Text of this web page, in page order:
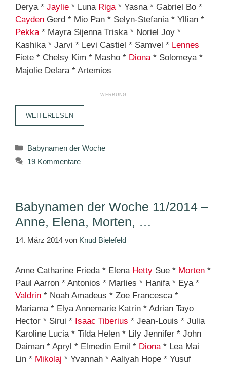
Derya * Jaylie * Luna Riga* Yasna * Gabriel Bo *
Cayden Gerd * Mio Pan * Selyn-Stefania * Yllian *
Pekka* Mayra Sijenna Triska * Noriel Joy *
Kashika * Jarvi * Levi Castiel * Samvel * Lennes
Fiete * Chelsy Kim * Masho * Diona* Solomeya *
Majolie Delara * Artemios
WEITERLESEN
Kategorien
Babynamen der Woche
19 Kommentare
Babynamen der Woche 11/2014 –
Anne, Elena, Morten, …
14. März 2014 von Knud Bielefeld
Anne Catharine Frieda * Elena Hetty Sue * Morten *
Paul Aarron * Antonios * Marlies * Hanifa * Eya *
Valdrin * Noah Amadeus * Zoe Francesca *
Mariama * Elya Annemarie Katrin * Adrian Tayo
Hector * Sirui * Isaac Tiberius * Jean-Louis * Julia
Karoline Lucia * Tilda Helen * Lily Jennifer * John
Daiman * Apryl * Elmedin Emil * Diona* Lea Mai
Lin * Mikolaj * Yvannah * Aaliyah Hope * Yusuf